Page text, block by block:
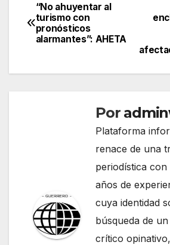
Navegación
de
“No ahuyentar al
turismo con
pronósticos
alarmantes”: AHETA
Por
Plataforma
renace de una
periodística con
años de
cuya identidad
búsqueda de
crítico